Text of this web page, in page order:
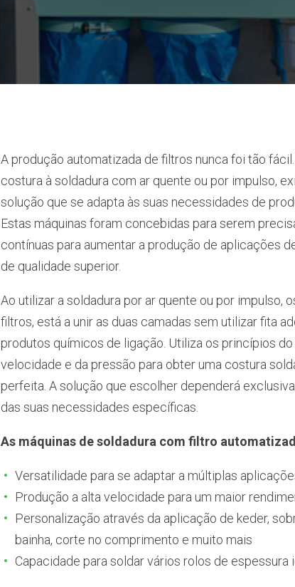
A produção automatizada de filtros nunca foi tão
costura à soldadura com ar quente ou por impulso,
solução que se adapta às suas necessidades de
Estas máquinas foram concebidas para serem
contínuas para aumentar a produção de aplicações
de qualidade superior.
Ao utilizar a soldadura por ar quente ou por impulso,
filtros, está a unir as duas camadas sem utilizar fita
produtos químicos de ligação. Utiliza os princípios do
velocidade e da pressão para obter uma costura
perfeita. A solução que escolher dependerá
das suas necessidades específicas.
As máquinas de soldadura com filtro
Versatilidade para se adaptar a múltiplas
Produção a alta velocidade para um maior
Personalização através da aplicação de keder,
bainha, corte no comprimento e muito mais
Capacidade para soldar vários rolos de